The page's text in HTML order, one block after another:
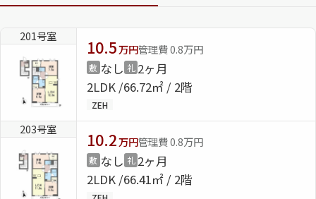
ShaMaison STYLE
シャーメゾンショップを探す
らくらく内見
シャーメゾンライフサポート
自立型サービス付き・シニア向け
201号室
10.5万円管理費 0.8万円
敷 なし 礼 2ヶ月
2LDK 66.72㎡ / 2階
ZEH
203号室
10.2万円管理費 0.8万円
敷 なし 礼 2ヶ月
2LDK 66.41㎡ / 2階